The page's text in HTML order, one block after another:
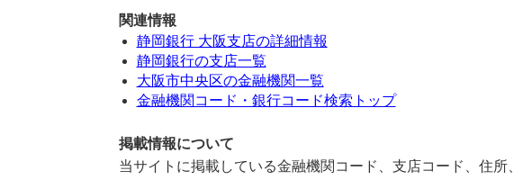
関連情報
静岡銀行 大阪支店の詳細情報
静岡銀行の支店一覧
大阪市中央区の金融機関一覧
金融機関コード・銀行コード検索トップ
掲載情報について
当サイトに掲載している金融機関コード、支店コード、住所